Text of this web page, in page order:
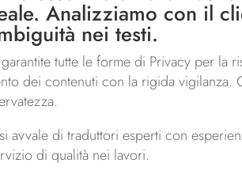
Analizziamo con il
nei testi.
tutte le forme di Privacy per
dei contenuti con la rigida
avvale di traduttori esperti con
di qualità nei lavori.